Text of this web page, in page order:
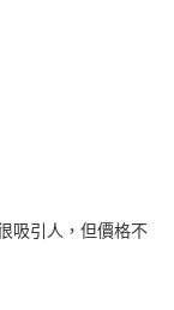
吸引人，但價格不